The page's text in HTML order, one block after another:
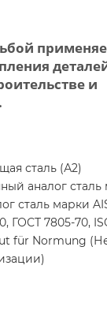
и
сталь (А2)
аналог
сталь марки
ГОСТ 7805-70,
für Normung